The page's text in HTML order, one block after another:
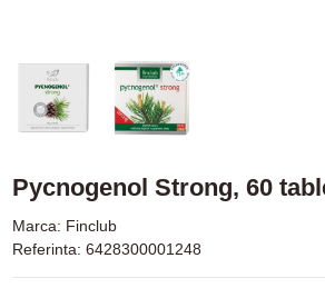
Pycnogenol Strong, 60
Marca: Finclub
Referinta: 6428300001248